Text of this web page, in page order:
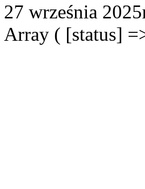
27 września
Array ( [status]